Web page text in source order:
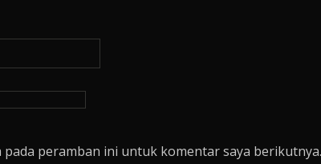
pada peramban ini untuk komentar saya berikutnya.